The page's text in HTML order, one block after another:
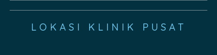
LOKASI KLINIK PUSAT